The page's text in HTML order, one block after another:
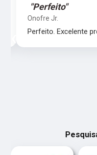
"Perfeito"
Onofre Jr.
Perfeito. Excelente
‹